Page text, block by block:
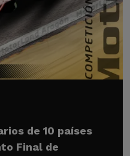
de 10 países
Final de